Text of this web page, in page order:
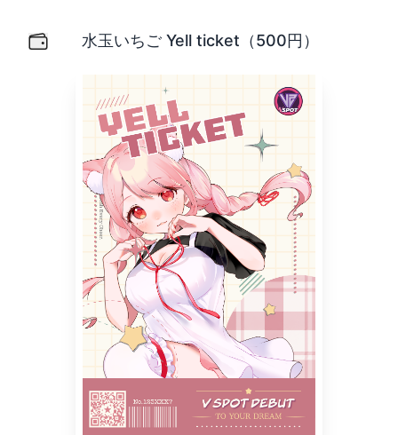
水玉いちご Yell ticket（500円）